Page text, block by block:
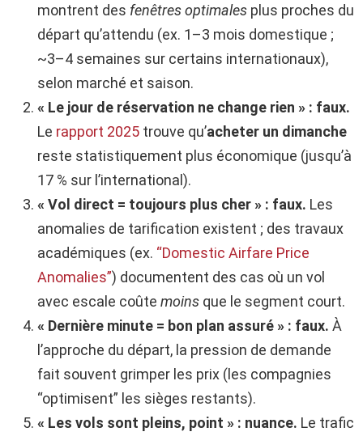
montrent des fenêtres optimales plus proches du
départ qu’attendu (ex. 1–3 mois domestique ;
~3–4 semaines sur certains internationaux),
selon marché et saison.
« Le jour de réservation ne change rien » : faux.
Le rapport 2025 trouve qu’acheter un dimanche
reste statistiquement plus économique (jusqu’à
17 % sur l’international).
« Vol direct = toujours plus cher » : faux. Les
anomalies de tarification existent ; des travaux
académiques (ex. “Domestic Airfare Price
Anomalies”) documentent des cas où un vol
avec escale coûte moins que le segment court.
« Dernière minute = bon plan assuré » : faux. À
l’approche du départ, la pression de demande
fait souvent grimper les prix (les compagnies
“optimisent” les sièges restants).
« Les vols sont pleins, point » : nuance. Le trafic